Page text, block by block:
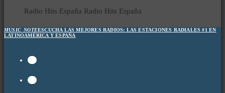
Radio Hits España Radio Hits España
MUSIC_NOTEESCUCHA LAS MEJORES RADIOS: LAS ESTACIONES RADIALES #1 EN
LATINOAMÉRICA Y ESPAÑA